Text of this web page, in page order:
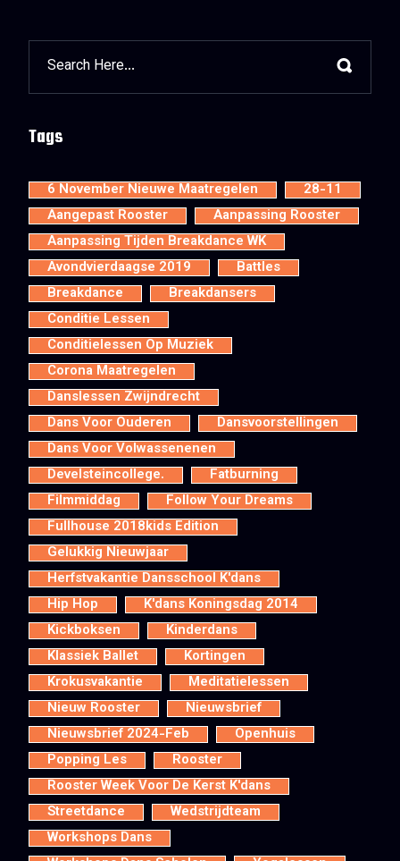
Tags
6 November Nieuwe Maatregelen
28-11
Aangepast Rooster
Aanpassing Rooster
Aanpassing Tijden Breakdance WK
Avondvierdaagse 2019
Battles
Breakdance
Breakdansers
Conditie Lessen
Conditielessen Op Muziek
Corona Maatregelen
Danslessen Zwijndrecht
Dans Voor Ouderen
Dansvoorstellingen
Dans Voor Volwassenenen
Develsteincollege.
Fatburning
Filmmiddag
Follow Your Dreams
Fullhouse 2018kids Edition
Gelukkig Nieuwjaar
Herfstvakantie Dansschool K'dans
Hip Hop
K'dans Koningsdag 2014
Kickboksen
Kinderdans
Klassiek Ballet
Kortingen
Krokusvakantie
Meditatielessen
Nieuw Rooster
Nieuwsbrief
Nieuwsbrief 2024-Feb
Openhuis
Popping Les
Rooster
Rooster Week Voor De Kerst K'dans
Streetdance
Wedstrijdteam
Workshops Dans